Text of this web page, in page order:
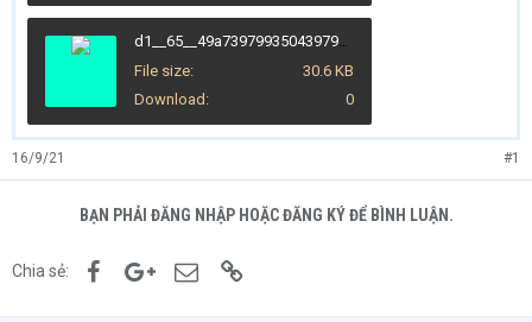
d1__65__49a739799350439790d0d1a2ee264402_master.jpg
File size
30.6 KB
Download
0
16/9/21 #1
BẠN PHẢI ĐĂNG NHẬP HOẶC ĐĂNG KÝ ĐỂ BÌNH LUẬN.
Chia sẻ: FacebookGoogle+Email